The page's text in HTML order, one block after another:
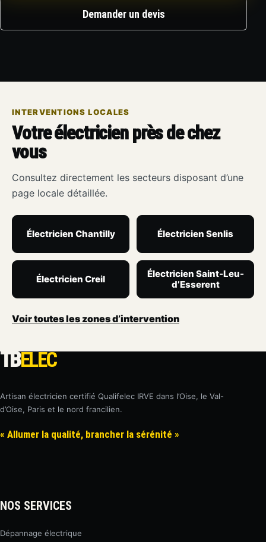
Demander un devis
INTERVENTIONS LOCALES
Votre électricien près de chez
vous
Consultez directement les secteurs disposant d’une
page locale détaillée.
Électricien Chantilly Électricien Senlis
Électricien Creil
Électricien Saint-Leu-
d’Esserent
Voir toutes les zones d’intervention
TBELEC
Artisan électricien certifié Qualifelec IRVE dans l’Oise, le Val-
d’Oise, Paris et le nord francilien.
« Allumer la qualité, brancher la sérénité »
NOS SERVICES
Dépannage électrique